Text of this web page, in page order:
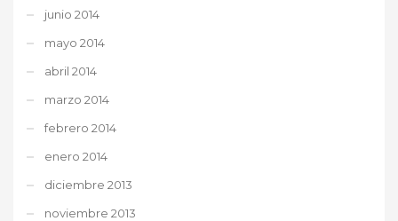
junio 2014
mayo 2014
abril 2014
marzo 2014
febrero 2014
enero 2014
diciembre 2013
noviembre 2013